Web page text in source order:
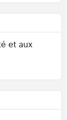
et aux